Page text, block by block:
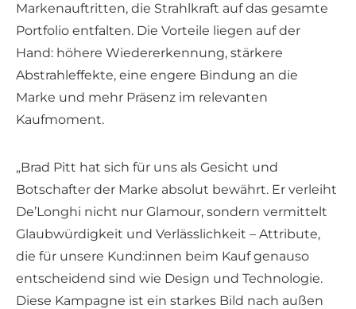
Markenauftritten, die Strahlkraft auf das gesamte
Portfolio entfalten. Die Vorteile liegen auf der
Hand: höhere Wiedererkennung, stärkere
Abstrahleffekte, eine engere Bindung an die
Marke und mehr Präsenz im relevanten
Kaufmoment.
„Brad Pitt hat sich für uns als Gesicht und
Botschafter der Marke absolut bewährt. Er verleiht
De’Longhi nicht nur Glamour, sondern vermittelt
Glaubwürdigkeit und Verlässlichkeit – Attribute,
die für unsere Kund:innen beim Kauf genauso
entscheidend sind wie Design und Technologie.
Diese Kampagne ist ein starkes Bild nach außen